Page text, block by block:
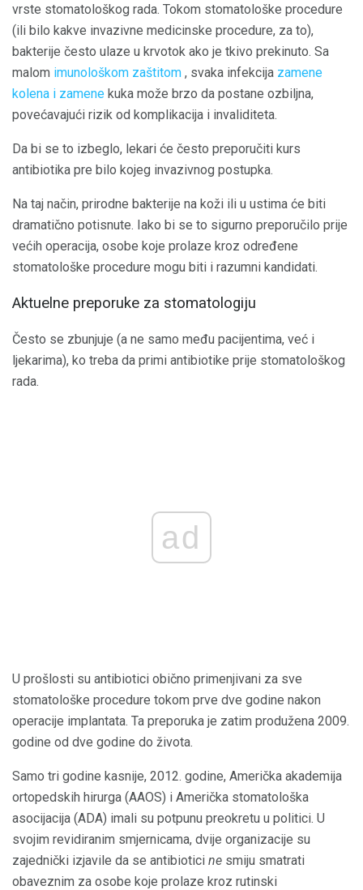
vrste stomatološkog rada. Tokom stomatološke procedure
(ili bilo kakve invazivne medicinske procedure, za to),
bakterije često ulaze u krvotok ako je tkivo prekinuto. Sa
malom imunološkom zaštitom , svaka infekcija zamene
kolena i zamene kuka može brzo da postane ozbiljna,
povećavajući rizik od komplikacija i invaliditeta.
Da bi se to izbeglo, lekari će često preporučiti kurs
antibiotika pre bilo kojeg invazivnog postupka.
Na taj način, prirodne bakterije na koži ili u ustima će biti
dramatično potisnute. Iako bi se to sigurno preporučilo prije
većih operacija, osobe koje prolaze kroz određene
stomatološke procedure mogu biti i razumni kandidati.
Aktuelne preporuke za stomatologiju
Često se zbunjuje (a ne samo među pacijentima, već i
ljekarima), ko treba da primi antibiotike prije stomatološkog
rada.
ad
U prošlosti su antibiotici obično primenjivani za sve
stomatološke procedure tokom prve dve godine nakon
operacije implantata. Ta preporuka je zatim produžena 2009.
godine od dve godine do života.
Samo tri godine kasnije, 2012. godine, Američka akademija
ortopedskih hirurga (AAOS) i Američka stomatološka
asocijacija (ADA) imali su potpunu preokretu u politici. U
svojim revidiranim smjernicama, dvije organizacije su
zajednički izjavile da se antibiotici ne smiju smatrati
obaveznim za osobe koje prolaze kroz rutinski